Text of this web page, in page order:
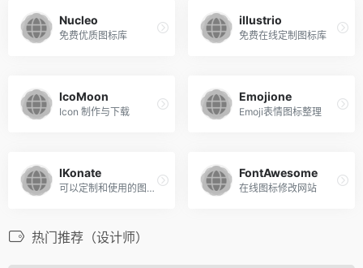
Nucleo
免费优质图标库
illustrio
免费在线定制图标库
IcoMoon
Icon 制作与下载
Emojione
Emoji表情图标整理
IKonate
可以定制和使用的图标库
FontAwesome
在线图标修改网站
热门推荐（设计师）